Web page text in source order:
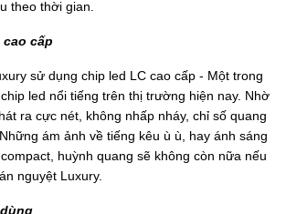
theo thời gian.
cấp
sử dụng chip led LC cao cấp - Một trong
led nổi tiếng trên thị trường hiện nay. Nhờ
ra cực nét, không nhấp nháy, chỉ số quang
ám ảnh về tiếng kêu ù ù, hay ánh sáng
huỳnh quang sẽ không còn nữa nếu
nguyệt Luxury.